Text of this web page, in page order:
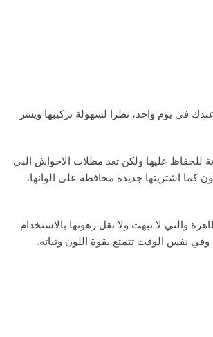
في يوم واحد، نظرا لسهولة تركيبها ويسر
للحفاظ عليها ولكن تعد مظلات الاحواش البي
اشتريتها جديدة محافظة على الوانها،
والتي لا تبهت ولا تقل زهوتها بالاستخدام
نفس الوقت تتمتع بقوة اللون وثباته.